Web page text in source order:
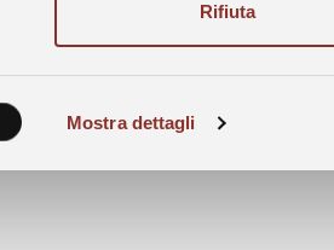
Mostra dettagli
Rifiuta